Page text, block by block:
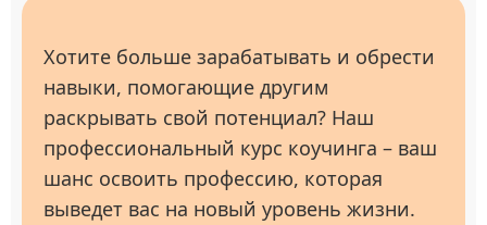
Хотите больше зарабатывать и обрести
навыки, помогающие другим
раскрывать свой потенциал? Наш
профессиональный курс коучинга – ваш
шанс освоить профессию, которая
выведет вас на новый уровень жизни.